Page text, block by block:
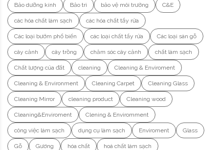
Bảo dưỡng kính Bảo trì bảo vệ môi trường C&E
các hóa chất làm sạch các hóa chất tẩy rửa
Các loại bướm phổ biến các loại chất tẩy rửa Các loại sàn gỗ
cây cảnh cây trồng chăm sóc cây cảnh chất làm sạch
Chất lượng của đất cleaning Cleaning & Enviroment
Cleaning & Environment Cleaning Carpet Cleaning Glass
Cleaning Mirror cleaning product Cleaning wood
Cleaning&Enviroment Clening & Enviromment
công việc làm sạch dụng cụ làm sạch Enviroment Glass
Gỗ Gương hóa chất hoá chất làm sạch